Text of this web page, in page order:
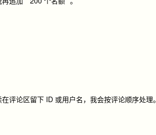
评论区留下 ID 或用户名，我会按评论顺序处理。